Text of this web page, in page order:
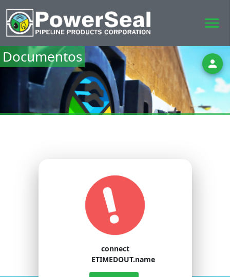
menu
person
Documentos
connect
ETIMEDOUT.name